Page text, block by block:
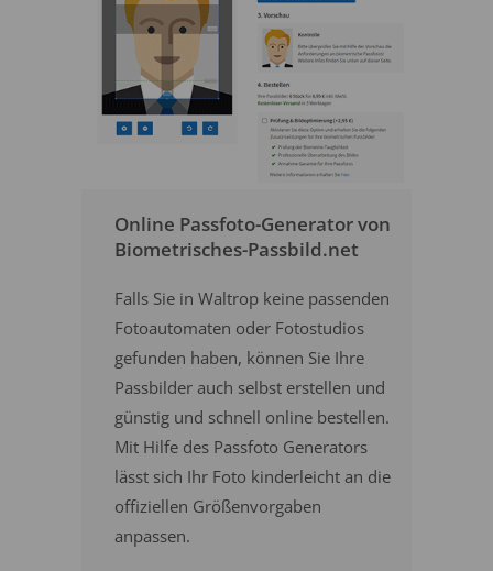
Online Passfoto-Generator von
Biometrisches-Passbild.net
Falls Sie in Waltrop keine passenden
Fotoautomaten oder Fotostudios
gefunden haben, können Sie Ihre
Passbilder auch selbst erstellen und
günstig und schnell online bestellen.
Mit Hilfe des Passfoto Generators
lässt sich Ihr Foto kinderleicht an die
offiziellen Größenvorgaben
anpassen.